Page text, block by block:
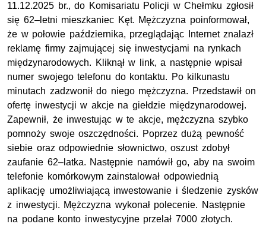
11.12.2025 br., do Komisariatu Policji w Chełmku zgłosił
się 62–letni mieszkaniec Kęt. Mężczyzna poinformował,
że w połowie października, przeglądając Internet znalazł
reklamę firmy zajmującej się inwestycjami na rynkach
międzynarodowych. Kliknął w link, a następnie wpisał
numer swojego telefonu do kontaktu. Po kilkunastu
minutach zadzwonił do niego mężczyzna. Przedstawił on
ofertę inwestycji w akcje na giełdzie międzynarodowej.
Zapewnił, że inwestując w te akcje, mężczyzna szybko
pomnoży swoje oszczędności. Poprzez dużą pewność
siebie oraz odpowiednie słownictwo, oszust zdobył
zaufanie 62–latka. Następnie namówił go, aby na swoim
telefonie komórkowym zainstalował odpowiednią
aplikację umożliwiającą inwestowanie i śledzenie zysków
z inwestycji. Mężczyzna wykonał polecenie. Następnie
na podane konto inwestycyjne przelał 7000 złotych.